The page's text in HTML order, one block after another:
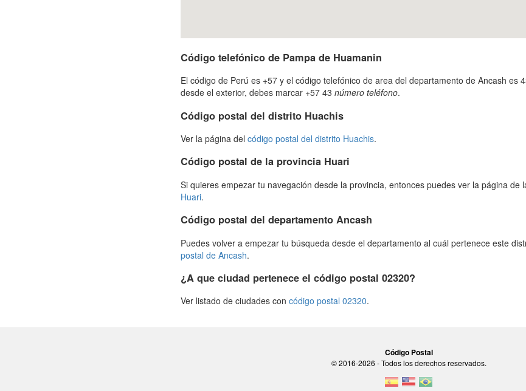
Código telefónico de Pampa de Huamanin
El código de Perú es +57 y el código telefónico de area del departamento de Ancash es
desde el exterior, debes marcar +57 43 número teléfono.
Código postal del distrito Huachis
Ver la página del código postal del distrito Huachis.
Código postal de la provincia Huari
Si quieres empezar tu navegación desde la provincia, entonces puedes ver la página de
Huari.
Código postal del departamento Ancash
Puedes volver a empezar tu búsqueda desde el departamento al cuál pertenece este
postal de Ancash.
¿A que ciudad pertenece el código postal 02320?
Ver listado de ciudades con código postal 02320.
Código Postal
© 2016-2026 - Todos los derechos reservados.